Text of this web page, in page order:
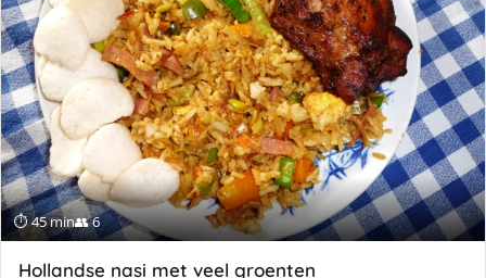
⏱ 45 min👥 6
Hollandse nasi met veel groenten